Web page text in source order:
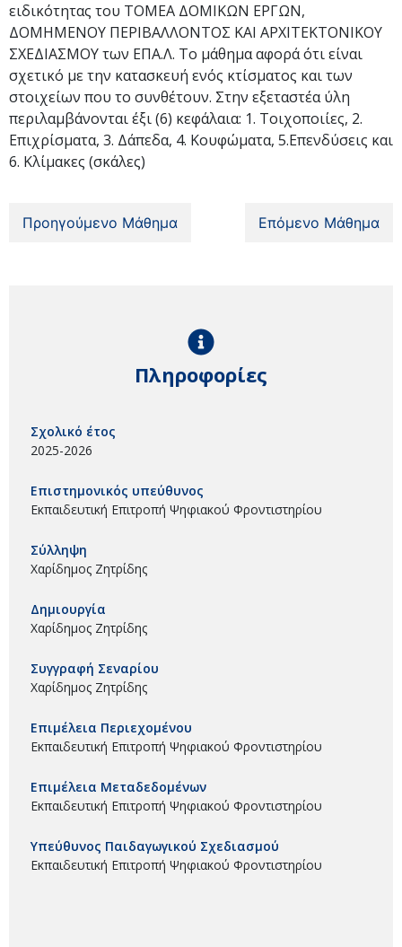
ειδικότητας του ΤΟΜΕΑ ΔΟΜΙΚΩΝ ΕΡΓΩΝ,
ΔΟΜΗΜΕΝΟΥ ΠΕΡΙΒΑΛΛΟΝΤΟΣ ΚΑΙ ΑΡΧΙΤΕΚΤΟΝΙΚΟΥ
ΣΧΕΔΙΑΣΜΟΥ των ΕΠΑ.Λ. Το μάθημα αφορά ότι είναι
σχετικό με την κατασκευή ενός κτίσματος και των
στοιχείων που το συνθέτουν. Στην εξεταστέα ύλη
περιλαμβάνονται έξι (6) κεφάλαια: 1. Τοιχοποιίες, 2.
Επιχρίσματα, 3. Δάπεδα, 4. Κουφώματα, 5.Επενδύσεις και
6. Κλίμακες (σκάλες)
Προηγούμενο Μάθημα Επόμενο Μάθημα
Πληροφορίες
Σχολικό έτος
2025-2026
Επιστημονικός υπεύθυνος
Εκπαιδευτική Επιτροπή Ψηφιακού Φροντιστηρίου
Σύλληψη
Χαρίδημος Ζητρίδης
Δημιουργία
Χαρίδημος Ζητρίδης
Συγγραφή Σεναρίου
Χαρίδημος Ζητρίδης
Επιμέλεια Περιεχομένου
Εκπαιδευτική Επιτροπή Ψηφιακού Φροντιστηρίου
Επιμέλεια Μεταδεδομένων
Εκπαιδευτική Επιτροπή Ψηφιακού Φροντιστηρίου
Υπεύθυνος Παιδαγωγικού Σχεδιασμού
Εκπαιδευτική Επιτροπή Ψηφιακού Φροντιστηρίου